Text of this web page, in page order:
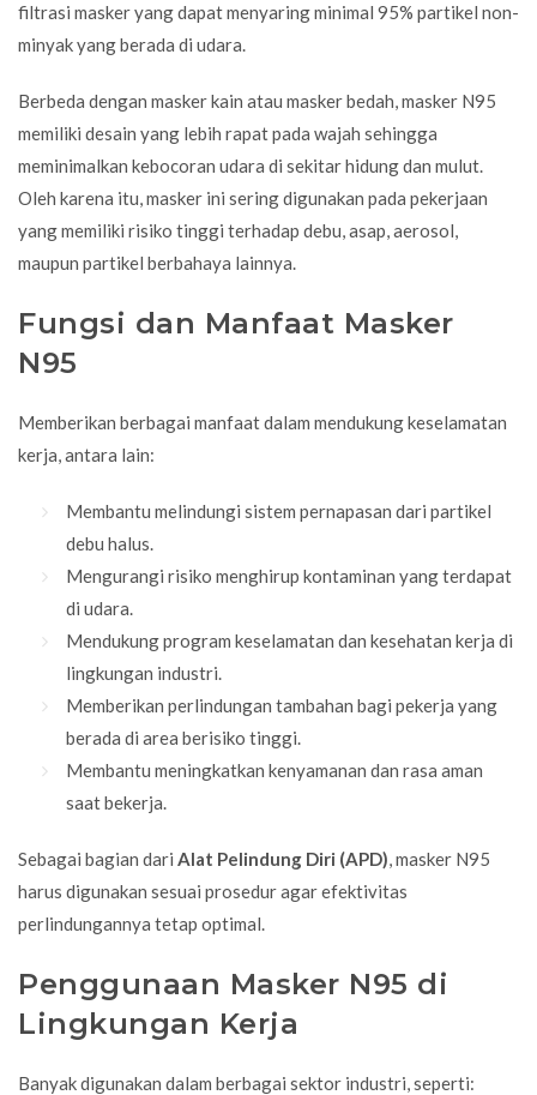
filtrasi masker yang dapat menyaring minimal 95% partikel non-
minyak yang berada di udara.
Berbeda dengan masker kain atau masker bedah, masker N95
memiliki desain yang lebih rapat pada wajah sehingga
meminimalkan kebocoran udara di sekitar hidung dan mulut.
Oleh karena itu, masker ini sering digunakan pada pekerjaan
yang memiliki risiko tinggi terhadap debu, asap, aerosol,
maupun partikel berbahaya lainnya.
Fungsi dan Manfaat Masker
N95
Memberikan berbagai manfaat dalam mendukung keselamatan
kerja, antara lain:
Membantu melindungi sistem pernapasan dari partikel
debu halus.
Mengurangi risiko menghirup kontaminan yang terdapat
di udara.
Mendukung program keselamatan dan kesehatan kerja di
lingkungan industri.
Memberikan perlindungan tambahan bagi pekerja yang
berada di area berisiko tinggi.
Membantu meningkatkan kenyamanan dan rasa aman
saat bekerja.
Sebagai bagian dari Alat Pelindung Diri (APD), masker N95
harus digunakan sesuai prosedur agar efektivitas
perlindungannya tetap optimal.
Penggunaan Masker N95 di
Lingkungan Kerja
Banyak digunakan dalam berbagai sektor industri, seperti: